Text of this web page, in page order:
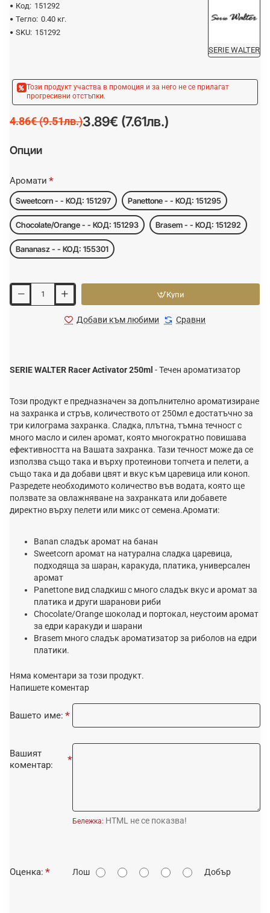
Код: 151292
Тегло: 0.40 кг.
SKU: 151292
SERIE WALTER
Този продукт участва в промоция и за него не се прилагат
прогресивни отстъпки.
3.89€ (7.61лв.)
4.86€ (9.51лв.)
Опции
Аромати
Sweetcorn - - КОД: 151297 Panettone - - КОД: 151295
Chocolate/Orange - - КОД: 151293 Brasem - - КОД: 151292
Bananasz - - КОД: 155301
Купи
Добави към любими Сравни
SERIE WALTER Racer Activator 250ml - Течен ароматизатор
Този продукт е предназначен за допълнително ароматизиране
на захранка и стръв, количеството от 250мл е достатъчно за
три килограма захранка. Сладка, плътна, тъмна течност с
много масло и силен аромат, която многократно повишава
ефективността на Вашата захранка. Тази течност може да се
използва също така и върху протеинови топчета и пелети, а
също така и да добави цвят и вкус към царевица или коноп.
Разредете необходимото количество във водата, която ще
ползвате за овлажняване на захранката или добавете
директно върху пелети или микс от семена.Аромати:
Banan сладък аромат на банан
Sweetcorn аромат на натурална сладка царевица,
подходяща за шаран, каракуда, платика, универсален
аромат
Panettone вид сладкиш с много сладък вкус и аромат за
платика и други шаранови риби
Chocolate/Orange шоколад и портокал, неустоим аромат
за едри каракуди и шарани
Brasem много сладък ароматизатор за риболов на едри
платики.
Няма коментари за този продукт.
Напишете коментар
Вашето име:
Вашият
коментар:
Бележка: HTML не се показва!
О
Оценка: Лош Добър